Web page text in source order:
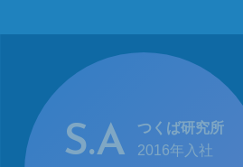
S.A
つくば研究所
2016年入社